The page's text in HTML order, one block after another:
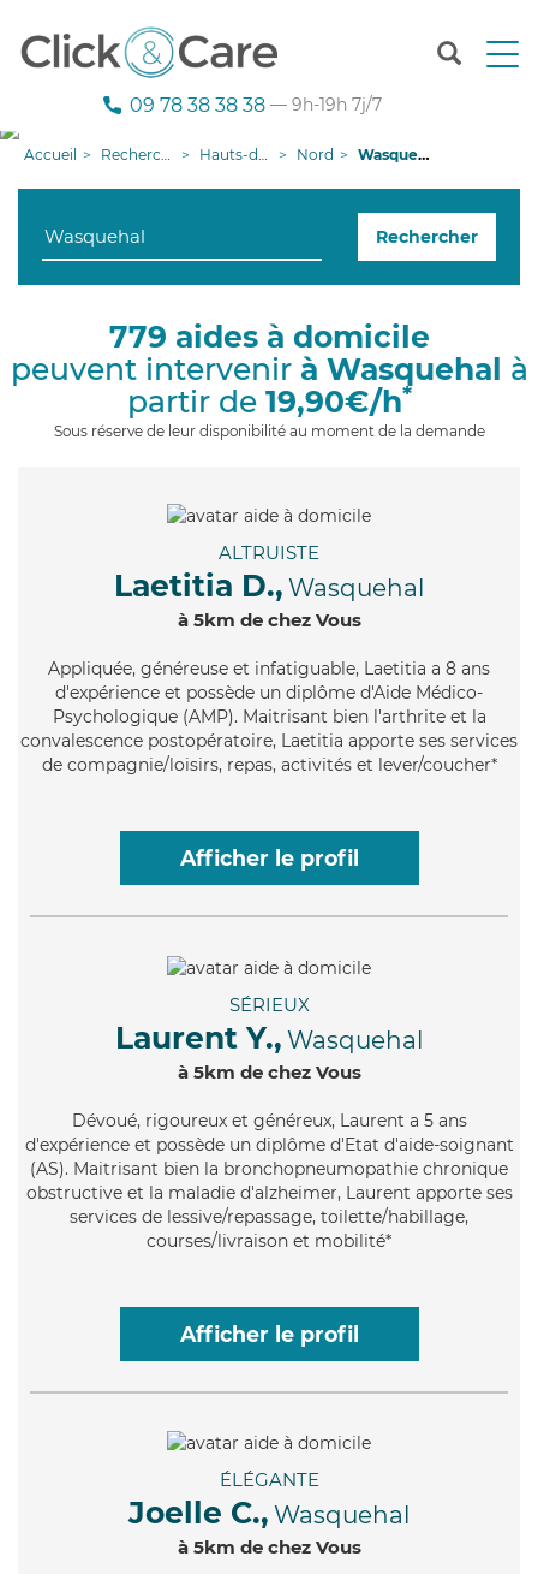
T
n
g
09 78 38 38 38 — 9h-19h 7j/7
Accueil Recherche aide à domicile Hauts-de-France Nord Wasquehal
Rechercher
779 aides à domicile
peuvent intervenir à Wasquehal à
partir de 19,90€/h*
Sous réserve de leur disponibilité au moment de la demande
ALTRUISTE
Laetitia D., Wasquehal
à 5km de chez Vous
Appliquée, généreuse et infatiguable, Laetitia a 8 ans
d'expérience et possède un diplôme d'Aide Médico-
Psychologique (AMP). Maitrisant bien l'arthrite et la
convalescence postopératoire, Laetitia apporte ses services
de compagnie/loisirs, repas, activités et lever/coucher*
Afficher le profil
SÉRIEUX
Laurent Y., Wasquehal
à 5km de chez Vous
Dévoué, rigoureux et généreux, Laurent a 5 ans
d'expérience et possède un diplôme d'Etat d'aide-soignant
(AS). Maitrisant bien la bronchopneumopathie chronique
obstructive et la maladie d'alzheimer, Laurent apporte ses
services de lessive/repassage, toilette/habillage,
courses/livraison et mobilité*
Afficher le profil
ÉLÉGANTE
Joelle C., Wasquehal
à 5km de chez Vous